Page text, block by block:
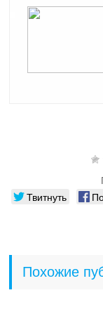
Твитнуть
Похожие